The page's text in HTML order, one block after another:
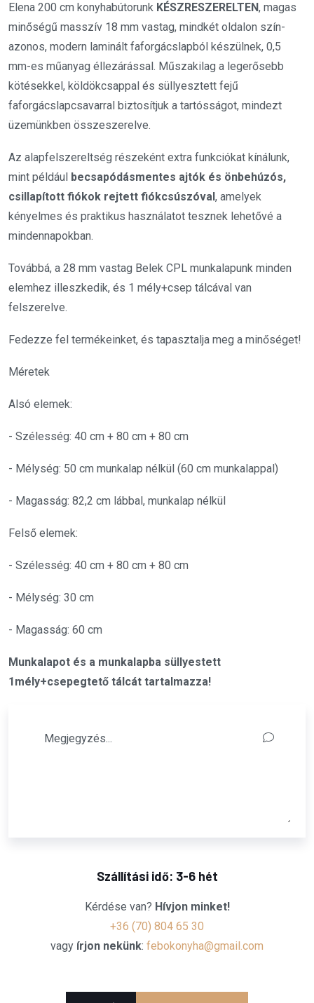
Elena 200 cm konyhabútorunk KÉSZRESZERELTEN, magas
minőségű masszív 18 mm vastag, mindkét oldalon szín-
azonos, modern laminált faforgácslapból készülnek, 0,5
mm-es műanyag éllezárással. Műszakilag a legerősebb
kötésekkel, köldökcsappal és süllyesztett fejű
faforgácslapcsavarral biztosítjuk a tartósságot, mindezt
üzemünkben összeszerelve.
Az alapfelszereltség részeként extra funkciókat kínálunk,
mint például
becsapódásmentes ajtók és önbehúzós,
csillapított fiókok rejtett fiókcsúszóval , amelyek
kényelmes és praktikus használatot tesznek lehetővé a
mindennapokban.
Továbbá, a 28 mm vastag Belek CPL munkalapunk minden
elemhez illeszkedik, és 1 mély+csep tálcával van
felszerelve.
Fedezze fel termékeinket, és tapasztalja meg a minőséget!
Méretek
Alsó elemek:
- Szélesség: 40 cm + 80 cm + 80 cm
- Mélység: 50 cm munkalap nélkül (60 cm munkalappal)
- Magasság: 82,2 cm lábbal, munkalap nélkül
Felső elemek:
- Szélesség: 40 cm + 80 cm + 80 cm
- Mélység: 30 cm
- Magasság: 60 cm
Munkalapot és a munkalapba süllyestett
1mély+csepegtető tálcát tartalmazza!
Szállítási idő: 3-6 hét
Kérdése van? Hívjon minket!
+36 (70) 804 65 30
vagy írjon nekünk: febokonyha@gmail.com